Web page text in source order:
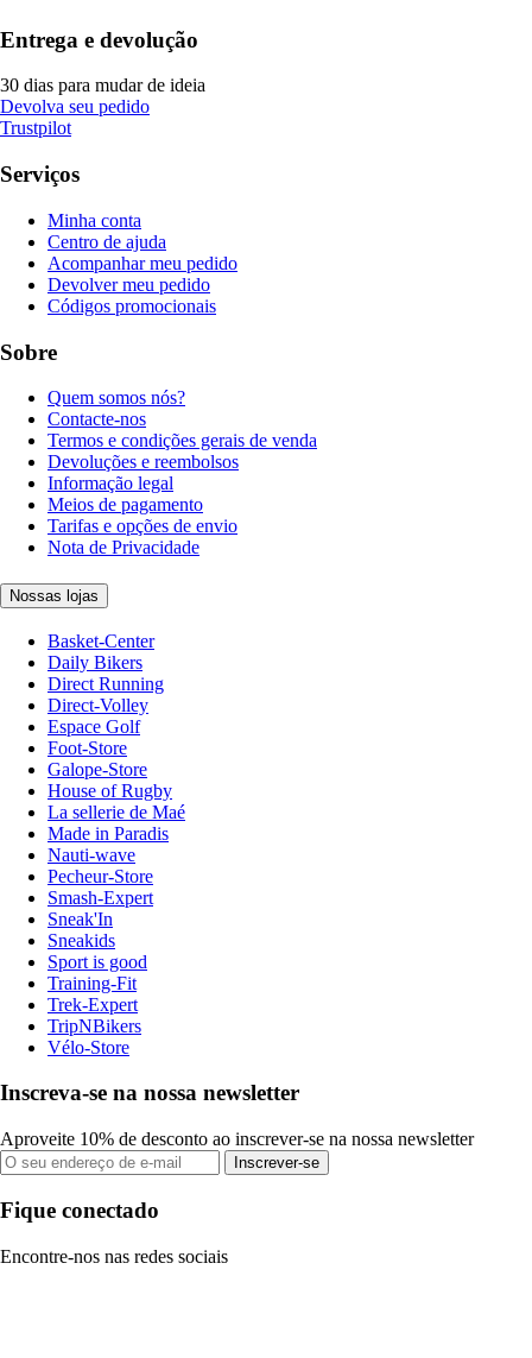
Entrega e devolução
30 dias para mudar de ideia
Devolva seu pedido
Trustpilot
Serviços
Minha conta
Centro de ajuda
Acompanhar meu pedido
Devolver meu pedido
Códigos promocionais
Sobre
Quem somos nós?
Contacte-nos
Termos e condições gerais de venda
Devoluções e reembolsos
Informação legal
Meios de pagamento
Tarifas e opções de envio
Nota de Privacidade
Nossas lojas
Basket-Center
Daily Bikers
Direct Running
Direct-Volley
Espace Golf
Foot-Store
Galope-Store
House of Rugby
La sellerie de Maé
Made in Paradis
Nauti-wave
Pecheur-Store
Smash-Expert
Sneak'In
Sneakids
Sport is good
Training-Fit
Trek-Expert
TripNBikers
Vélo-Store
Inscreva-se na nossa newsletter
Aproveite 10% de desconto ao inscrever-se na nossa newsletter
Inscrever-se
Fique conectado
Encontre-nos nas redes sociais